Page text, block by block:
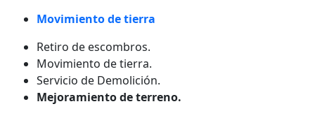
Movimiento de tierra
Retiro de escombros.
Movimiento de tierra.
Servicio de Demolición.
Mejoramiento de terreno.